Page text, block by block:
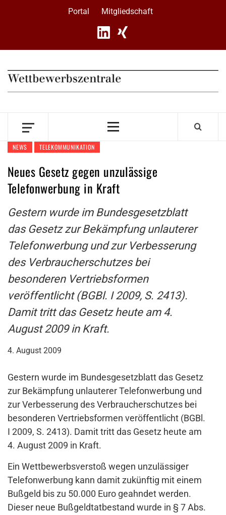
Portal Mitgliedschaft
Primary
NEWS TELEKOMMUNIKATION
Neues Gesetz gegen unzulässige
Telefonwerbung in Kraft
Gestern wurde im Bundesgesetzblatt
das Gesetz zur Bekämpfung unlauterer
Telefonwerbung und zur Verbesserung
des Verbraucherschutzes bei
besonderen Vertriebsformen
veröffentlicht (BGBl. I 2009, S. 2413).
Damit tritt das Gesetz heute am 4.
August 2009 in Kraft.
4. August 2009
Gestern wurde im Bundesgesetzblatt das Gesetz
zur Bekämpfung unlauterer Telefonwerbung und
zur Verbesserung des Verbraucherschutzes bei
besonderen Vertriebsformen veröffentlicht (BGBl.
I 2009, S. 2413). Damit tritt das Gesetz heute am
4. August 2009 in Kraft.
Ein Wettbewerbsverstoß wegen unzulässiger
Telefonwerbung kann damit zukünftig mit einem
Bußgeld bis zu 50.000 Euro geahndet werden.
Dieser neue Bußgeldtatbestand wurde in § 7 Abs.